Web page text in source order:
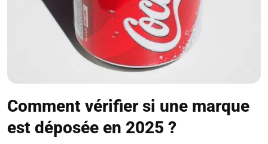
Comment vérifier si une marque
est déposée en 2025 ?